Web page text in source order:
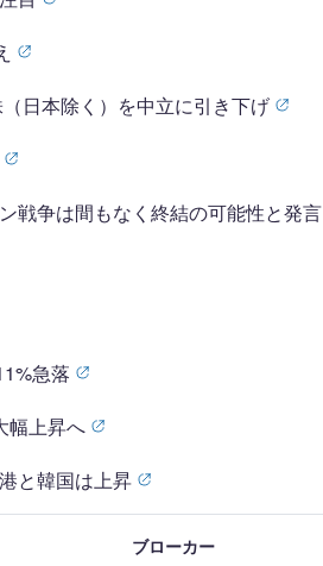
日本除く）を中立に引き下げ
戦争は間もなく終結の可能性と発言
急落
幅上昇へ
と韓国は上昇
ブローカー